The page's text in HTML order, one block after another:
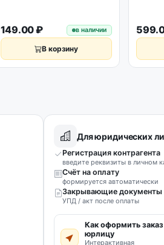
149.00 ₽ в наличии
В корзину
Для юридических
Регистрация контрагента
введите реквизиты в личном
Счёт на оплату
формируется автоматически
Закрывающие документы
УПД / акт после оплаты
Как оформить заказ
юрлицу
Интерактивная